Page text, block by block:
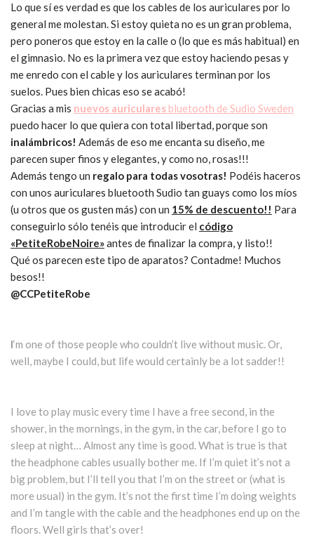
Lo que sí es verdad es que los cables de los auriculares por lo
general me molestan. Si estoy quieta no es un gran problema,
pero poneros que estoy en la calle o (lo que es más habitual) en
el gimnasio. No es la primera vez que estoy haciendo pesas y
me enredo con el cable y los auriculares terminan por los
suelos. Pues bien chicas eso se acabó!
Gracias a mis nuevos auriculares bluetooth de Sudio Sweden
puedo hacer lo que quiera con total libertad, porque son
inalámbricos! Además de eso me encanta su diseño, me
parecen super finos y elegantes, y como no, rosas!!!
Además tengo un regalo para todas vosotras! Podéis haceros
con unos auriculares bluetooth Sudio tan guays como los míos
(u otros que os gusten más) con un 15% de descuento!! Para
conseguirlo sólo tenéis que introducir el código
«PetiteRobeNoire»antes de finalizar la compra, y listo!!
Qué os parecen este tipo de aparatos? Contadme! Muchos
besos!!
@CCPetiteRobe
I‘m one of those people who couldn’t live without music. Or,
well, maybe I could, but life would certainly be a lot sadder!!
I love to play music every time I have a free second, in the
shower, in the mornings, in the gym, in the car, before I go to
sleep at night… Almost any time is good. What is true is that
the headphone cables usually bother me. If I’m quiet it’s not a
big problem, but I’ll tell you that I’m on the street or (what is
more usual) in the gym. It’s not the first time I’m doing weights
and I’m tangle with the cable and the headphones end up on the
floors. Well girls that’s over!